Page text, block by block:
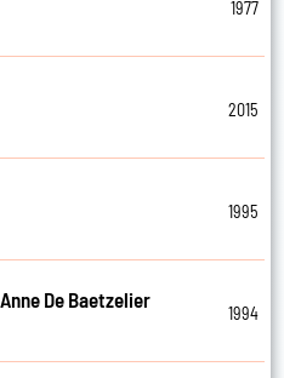
1977
2015
1995
De Baetzelier
1994